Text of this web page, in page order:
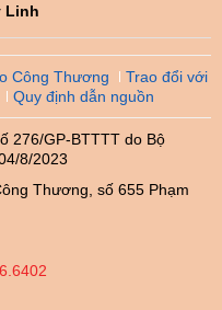
Linh
Công Thương
Trao đổi với
Quy định dẫn nguồn
276/GP-BTTTT do Bộ
8/2023
Thương, số 655 Phạm